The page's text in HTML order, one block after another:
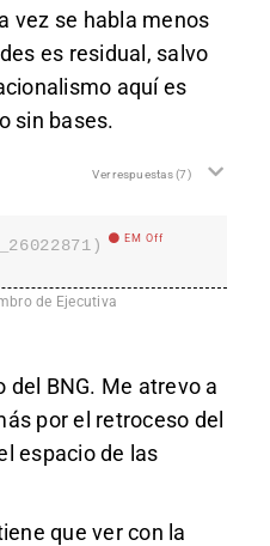
vez se habla menos
es residual, salvo
aquí es
sin bases.
Ver respuestas(7)
EM Off
de Ejecutiva
BNG. Me atrevo a
por el retroceso del
espacio de las
que ver con la